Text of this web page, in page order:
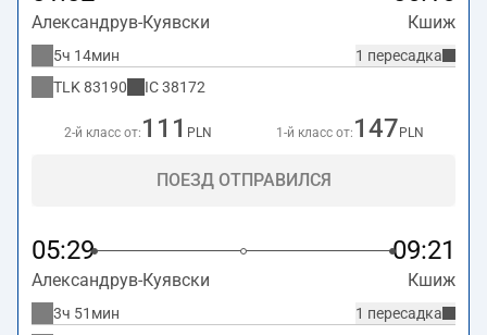
Александрув-Куявски Кшиж
1 пересадка
5ч 14мин
TLK 83190 IC38172
2-й класс от: 111 PLN 1-й класс от: 147 PLN
ПОЕЗД ОТПРАВИЛСЯ
05:29 09:21
Александрув-Куявски Кшиж
1 пересадка
3ч 51мин